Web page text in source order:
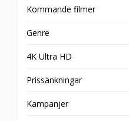
Kommande filmer
Genre
4K Ultra HD
Prissänkningar
Kampanjer